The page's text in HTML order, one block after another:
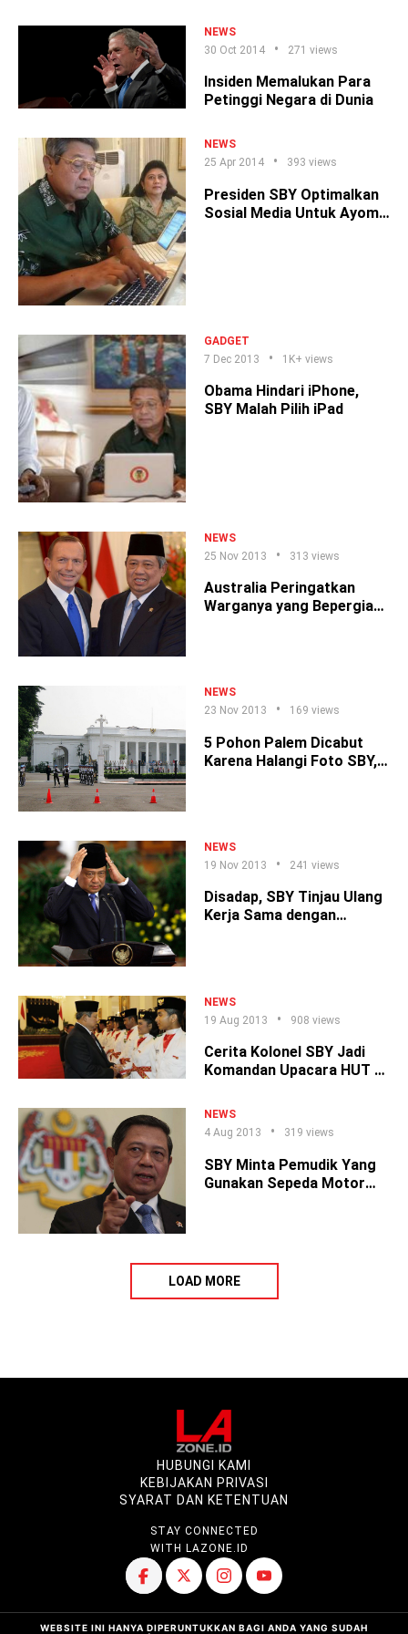
NEWS
30 Oct 2014
271 views
Insiden Memalukan Para
Petinggi Negara di Dunia
NEWS
25 Apr 2014
393 views
Presiden SBY Optimalkan
Sosial Media Untuk Ayomi
GADGET
7 Dec 2013
1K+ views
Obama Hindari iPhone,
SBY Malah Pilih iPad
NEWS
25 Nov 2013
313 views
Australia Peringatkan
Warganya yang Bepergian
NEWS
23 Nov 2013
169 views
5 Pohon Palem Dicabut
Karena Halangi Foto SBY,
NEWS
19 Nov 2013
241 views
Disadap, SBY Tinjau Ulang
Kerja Sama dengan
NEWS
19 Aug 2013
908 views
Cerita Kolonel SBY Jadi
Komandan Upacara HUT RI
NEWS
4 Aug 2013
319 views
SBY Minta Pemudik Yang
Gunakan Sepeda Motor
LOAD MORE
HUBUNGI KAMI
KEBIJAKAN PRIVASI
SYARAT DAN KETENTUAN
STAY CONNECTED
WITH LAZONE.ID
WEBSITE INI HANYA DIPERUNTUKKAN BAGI ANDA YANG SUDAH